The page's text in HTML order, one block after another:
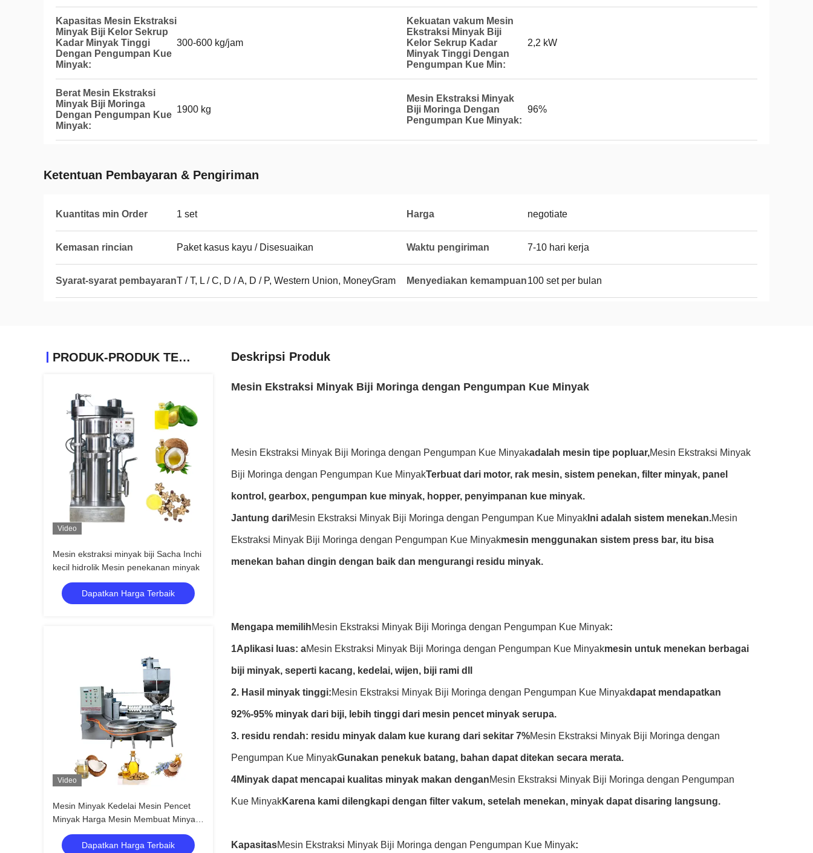
Kapasitas Mesin Ekstraksi
Minyak Biji Kelor Sekrup
Kadar Minyak Tinggi
Dengan Pengumpan Kue
Minyak:
300-600 kg/jam
Kekuatan vakum Mesin
Ekstraksi Minyak Biji
Kelor Sekrup Kadar
Minyak Tinggi Dengan
Pengumpan Kue Min:
2,2 kW
Berat Mesin Ekstraksi
Minyak Biji Moringa
Dengan Pengumpan Kue
Minyak:
1900 kg
Mesin Ekstraksi Minyak
Biji Moringa Dengan
Pengumpan Kue Minyak:
96%
Ketentuan Pembayaran & Pengiriman
Kuantitas min Order 1 set Harga negotiate
Kemasan rincian Paket kasus kayu / Disesuaikan Waktu pengiriman 7-10 hari kerja
Syarat-syarat pembayaranT / T, L / C, D / A, D / P, Western Union, MoneyGram Menyediakan kemampuan100 set per bulan
PRODUK-PRODUK TERKAIT
Video
Mesin ekstraksi minyak biji Sacha Inchi
kecil hidrolik Mesin penekanan minyak
Dapatkan Harga Terbaik
Video
Mesin Minyak Kedelai Mesin Pencet
Minyak Harga Mesin Membuat Minyak
Kacang Kelapa Dengan 380V
Dapatkan Harga Terbaik
Deskripsi Produk
Mesin Ekstraksi Minyak Biji Moringa dengan Pengumpan Kue Minyak
Mesin Ekstraksi Minyak Biji Moringa dengan Pengumpan Kue Minyakadalah mesin tipe popluar,Mesin Ekstraksi Minyak
Biji Moringa dengan Pengumpan Kue MinyakTerbuat dari motor, rak mesin, sistem penekan, filter minyak, panel
kontrol, gearbox, pengumpan kue minyak, hopper, penyimpanan kue minyak.
Jantung dariMesin Ekstraksi Minyak Biji Moringa dengan Pengumpan Kue Minyak Ini adalah sistem menekan.Mesin
Ekstraksi Minyak Biji Moringa dengan Pengumpan Kue Minyakmesin menggunakan sistem press bar, itu bisa
menekan bahan dingin dengan baik dan mengurangi residu minyak.
Mengapa memilihMesin Ekstraksi Minyak Biji Moringa dengan Pengumpan Kue Minyak:
1Aplikasi luas: aMesin Ekstraksi Minyak Biji Moringa dengan Pengumpan Kue Minyakmesin untuk menekan berbagai
biji minyak, seperti kacang, kedelai, wijen, biji rami dll
2. Hasil minyak tinggi:Mesin Ekstraksi Minyak Biji Moringa dengan Pengumpan Kue Minyakdapat mendapatkan
92%-95% minyak dari biji, lebih tinggi dari mesin pencet minyak serupa.
3. residu rendah: residu minyak dalam kue kurang dari sekitar 7%Mesin Ekstraksi Minyak Biji Moringa dengan
Pengumpan Kue MinyakGunakan penekuk batang, bahan dapat ditekan secara merata.
4Minyak dapat mencapai kualitas minyak makan denganMesin Ekstraksi Minyak Biji Moringa dengan Pengumpan
Kue MinyakKarena kami dilengkapi dengan filter vakum, setelah menekan, minyak dapat disaring langsung.
KapasitasMesin Ekstraksi Minyak Biji Moringa dengan Pengumpan Kue Minyak: